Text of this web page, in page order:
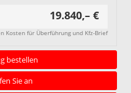
19.840,– €
Kosten für Überführung und Kfz-Brief
bestellen
Sie an